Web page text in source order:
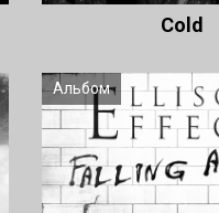
Cold
Альбом